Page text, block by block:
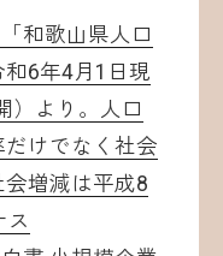
和歌山県人口
6年4月1日現
）より。人口
けでなく社会
増減は平成8
ス